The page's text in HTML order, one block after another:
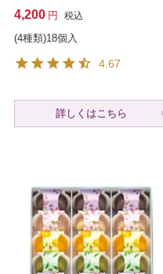
4,200 税込
(4種類)18個入
4.67
詳しくはこちら